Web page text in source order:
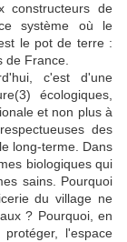
constructeurs de
système où le
le pot de terre :
de France.
c'est d'une
écologiques,
et non plus à
des
long-terme. Dans
biologiques qui
sains. Pourquoi
du village ne
? Pourquoi, en
l'espace